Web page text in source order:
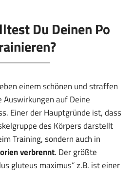
Du Deinen Po
einem schönen und straffen
auf Deine
Einer der Hauptgründe ist, dass
des Körpers darstellt
Training, sondern auch in
verbrennt. Der größte
gluteus maximus“ z.B. ist einer